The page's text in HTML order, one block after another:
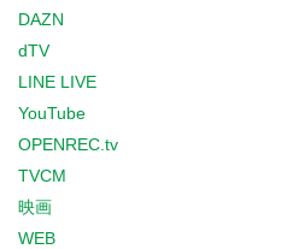
DAZN
dTV
LINE LIVE
YouTube
OPENREC.tv
TVCM
映画
WEB